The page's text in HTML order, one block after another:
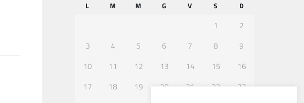
L M M G V S D
1
2
3
4 5 6 7 8
9
10
11 12 13 14 15
16
17
18 19 20 21 22
23